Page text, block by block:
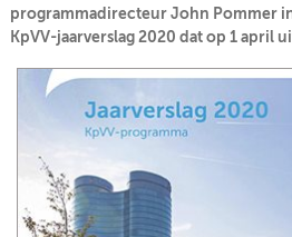
Jaarverslag 2024
Jaarverslag 2023
programmadirecteur John Pommer
KpVV-jaarverslag 2020 dat op 1 april